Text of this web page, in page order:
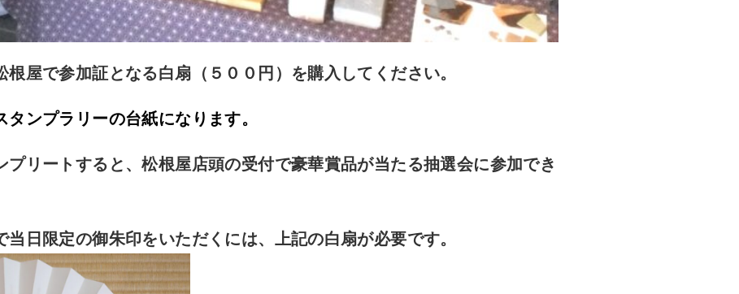
屋で参加証となる白扇（５００円）を購入してください。
ンプラリーの台紙になります。
プリートすると、松根屋店頭の受付で豪華賞品が当たる抽選会に参加でき
当日限定の御朱印をいただくには、上記の白扇が必要です。